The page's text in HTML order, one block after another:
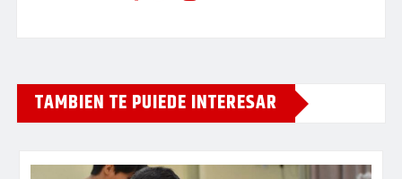
TAMBIEN TE PUIEDE INTERESAR